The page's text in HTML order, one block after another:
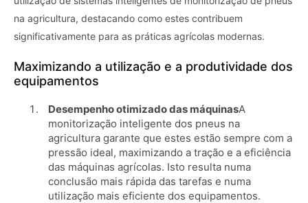
na agricultura, destacando como estes contribuem
significativamente para as práticas agrícolas modernas.
Maximizando a utilização e a produtividade dos
equipamentos
Desempenho otimizado das máquinasA
monitorização inteligente dos pneus na
agricultura garante que estes estão sempre com a
pressão ideal, maximizando a tração e a eficiência
das máquinas agrícolas. Isto resulta numa
conclusão mais rápida das tarefas e numa
utilização mais eficiente dos equipamentos.